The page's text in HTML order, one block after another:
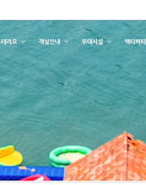
리오 객실안내 부대시설 액티비티